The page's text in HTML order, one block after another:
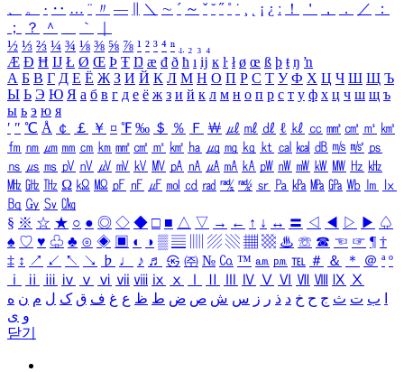
、
。 · ‥ … ¨ 〃 ― ＼ ∼ ´ ～ ˇ ˘ ˝ ˚ ˙ ¸ ¡ ¿ ː ！ ＇ ， ． ／
：
；
？ ＾ ｀
½ ⅓ ⅔ ¼ ¾ ⅛ ⅜ ⅝ ⅞ ¹ ² ³ ⁴ ⁿ ₁ ₂ ₃ ₄
Æ Ð Ħ Ĳ Ł Ø Œ Þ Ŧ Ŋ æ đ ð ħ ı ĳ ĸ ŀ ł ø œ ß þ ŧ ŋ ŉ
А Б В Г Д Е Ё Ж З И Й К Л М Н О П Р С Т У Ф Х Ц Ч Ш Щ Ъ
Ы Ь Э Ю Я а б в г д е ё ж з и й к л м н о п р с т у ф х ц ч ш щ ъ
ы ь э ю я
′ ″ ℃ Å ￠ ￡ ￥ ¤ ℉ ‰ ＄ ％ Ｆ ￦ ㎕ ㎖ ㎗ ℓ ㎘ ㏄ ㎣ ㎤ ㎥ ㎦
㎙ ㎚ ㎛ ㎜ ㎝ ㎞ ㎟ ㎠ ㎡ ㎢ ㏊ ㎍ ㎎ ㎏ ㏏ ㎈ ㎉ ㏈ ㎧ ㎨ ㎰
㎱ ㎲ ㎳ ㎴ ㎵ ㎶ ㎷ ㎸ ㎹ ㎀ ㎁ ㎂ ㎃ ㎄ ㎺ ㎻ ㎽ ㎾ ㎿ ㎐ ㎑
㎒ ㎓ ㎔ Ω ㏀ ㏁ ㎊ ㎋ ㎌ ㏖ ㏅ ㎭ ㎮ ㎯ ㏛ ㎩ ㎪ ㎫ ㎬ ㏝ ㏐
㏓
㏃ ㏉ ㏜ ㏆
§ ※ ☆ ★ ○ ● ◎ ◇ ◆ □ ■ △ ▽ → ← ↑ ↓ ↔ 〓 ◁ ◀ ▷ ▶ ♤
♠ ♡ ♥ ♧ ♣ ⊙ ◈ ▣ ◐ ◑ ▒ ▤ ▨ ▧ ▦ ▩ ♨ ☏ ☎ ☜ ☞ ¶ †
‡ ↕ ↗ ↙ ↖ ↘ ♭ ♩ ♪ ♬ ㉿ ㈜ № ㏇ ™ ㏂ ㏘ ℡ ＃ ＆ ＊ ＠ ª º
ⅰ
ⅱ ⅲ ⅳ ⅴ ⅵ ⅶ ⅷ ⅸ ⅹ Ⅳ Ⅴ Ⅵ Ⅶ Ⅷ Ⅸ Ⅹ
ب ت ث ج ح خ د ذ ر ز س ش ص ض ط ظ ع غ ف ق ک ل م ن ه
و ی
닫기